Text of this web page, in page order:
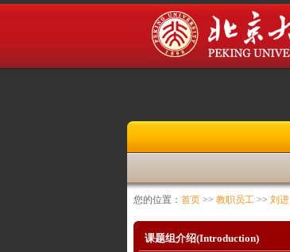
您的位置： 首页 >> 教职员工 >> 刘进
课题组介绍(Introduction)